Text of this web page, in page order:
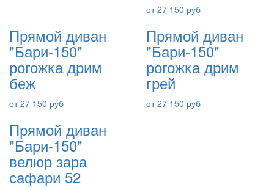
от 27 150 руб
Прямой диван
"Бари-150"
рогожка дрим
беж
от 27 150 руб
Прямой диван
"Бари-150"
рогожка дрим
грей
от 27 150 руб
Прямой диван
"Бари-150"
велюр зара
сафари 52